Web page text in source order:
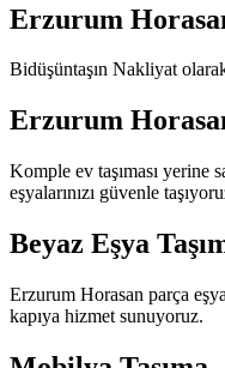
Erzurum
Bidüşüntaşın Nakliyat
Erzurum
Komple ev taşıması yerine
eşyalarınızı güvenle
Beyaz Eşya
Erzurum Horasan parça
kapıya hizmet sunuyoruz.